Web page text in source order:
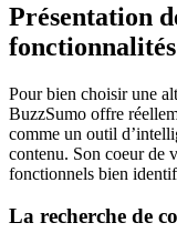
Présentation
Pour bien choisir une
BuzzSumo offre
comme un outil
contenu. Son coeur de
fonctionnels bien
La recherche de